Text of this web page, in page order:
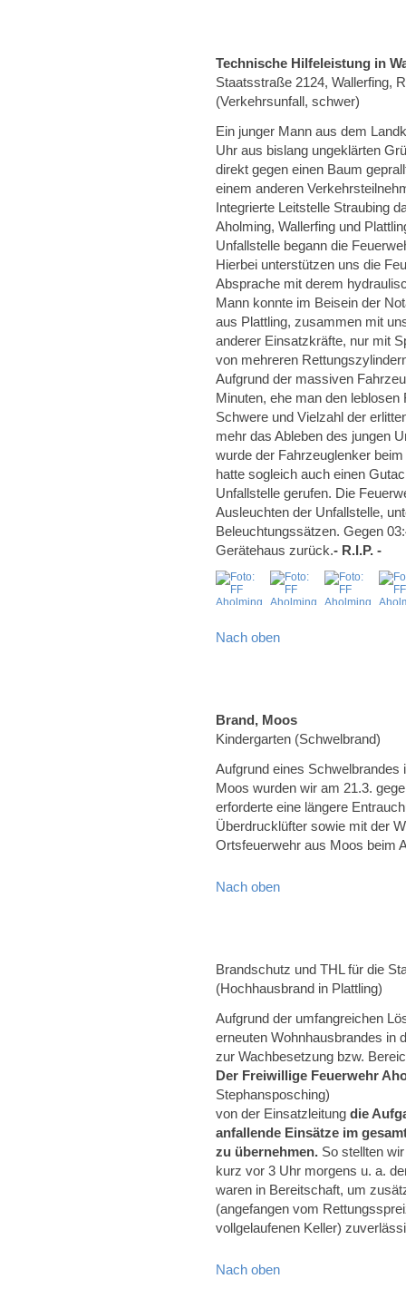
Technische Hilfeleistung in
Staatsstraße 2124, Wallerfing,
(Verkehrsunfall, schwer)
Ein junger Mann aus dem
Uhr aus bislang ungeklärten
direkt gegen einen Baum
einem anderen
Integrierte Leitstelle Straubing
Aholming, Wallerfing und
Unfallstelle begann die
Hierbei unterstützen uns die
Absprache mit derem
Mann konnte im Beisein der
aus Plattling, zusammen mit
anderer Einsatzkräfte, nur mit
von mehreren
Aufgrund der massiven
Minuten, ehe man den
Schwere und Vielzahl der
mehr das Ableben des jungen
wurde der Fahrzeuglenker
hatte sogleich auch einen
Unfallstelle gerufen. Die
Ausleuchten der Unfallstelle,
Beleuchtungssätzen. Gegen
Gerätehaus zurück.- R.I.P. -
Nach oben
Brand, Moos
Kindergarten (Schwelbrand)
Aufgrund eines Schwelbrandes
Moos wurden wir am 21.3.
erforderte eine längere
Überdrucklüfter sowie mit der
Ortsfeuerwehr aus Moos beim
Nach oben
Brandschutz und THL für die
(Hochhausbrand in Plattling)
Aufgrund der umfangreichen
erneuten Wohnhausbrandes in
zur Wachbesetzung bzw.
Der Freiwillige Feuerwehr
Stephansposching)
von der Einsatzleitung die
anfallende Einsätze im
zu übernehmen. So stellten
kurz vor 3 Uhr morgens u. a.
waren in Bereitschaft, um
(angefangen vom
vollgelaufenen Keller)
Nach oben